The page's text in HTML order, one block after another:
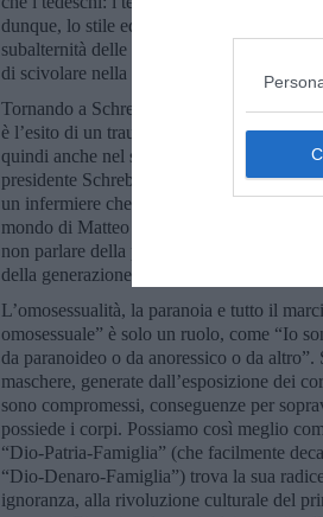
dunque, lo stile educativo nel primo anno
subalternità delle madri alla cultura
di scivolare nella grottesca criminalità!
Tornando a Schreber posso facilmente
è l’esito di un trauma esternamente
quindi anche nel sesso – dal padre con la
presidente Schreber? Lo stile educativo,
un infermiere che cerca la sua rivincita
mondo di Matteo e cercando di
non parlare della paranoia di suo padre o,
della generazione precedente.
L’omosessualità, la paranoia e tutto il
omosessuale” è solo un ruolo, come “Io
da paranoideo o da anoressico o da
maschere, generate dall’esposizione dei
sono compromessi, conseguenze per
possiede i corpi. Possiamo così meglio
“Dio-Patria-Famiglia” (che facilmente
“Dio-Denaro-Famiglia”) trova la sua
ignoranza, alla rivoluzione culturale del